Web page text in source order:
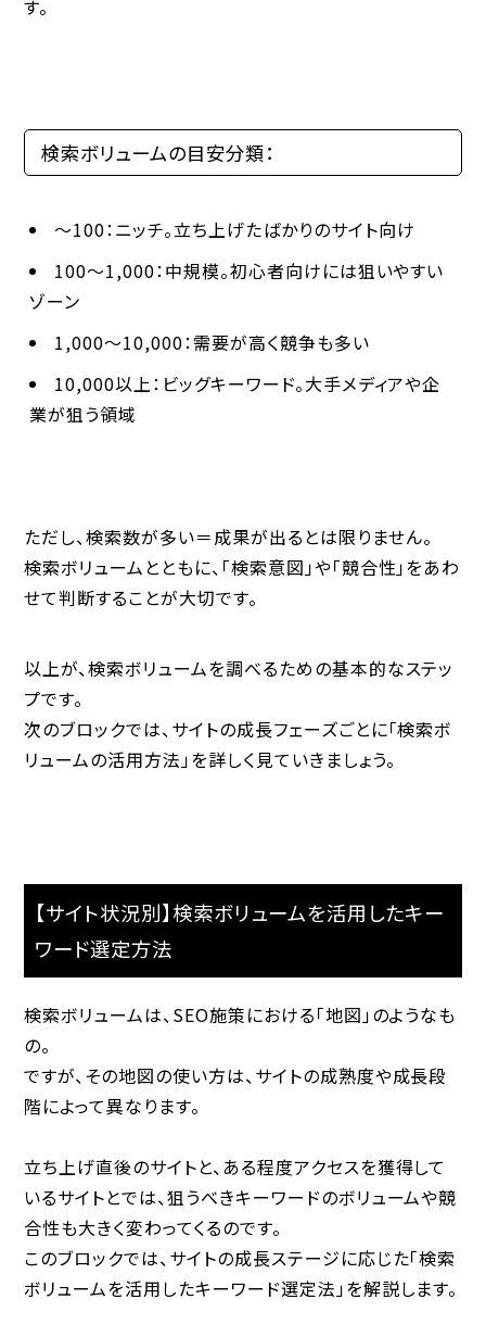
す。
検索ボリュームの目安分類：
～100：ニッチ。立ち上げたばかりのサイト向け
100～1,000：中規模。初心者向けには狙いやすい
ゾーン
1,000～10,000：需要が高く競争も多い
10,000以上：ビッグキーワード。大手メディアや企
業が狙う領域
ただし、検索数が多い＝成果が出る とは限りません。
検索ボリュームとともに、「検索意図」や「競合性」をあわ
せて判断することが大切です。
以上が、検索ボリュームを調べるための基本的なステッ
プです。
次のブロックでは、サイトの成長フェーズごとに「検索ボ
リュームの活用方法」を詳しく見ていきましょう。
【サイト状況別】検索ボリュームを活用したキー
ワード選定方法
検索ボリュームは、SEO施策における「地図」のようなも
の。
ですが、その地図の使い方は、サイトの成熟度や成長段
階によって異なります。
立ち上げ直後のサイトと、ある程度アクセスを獲得して
いるサイトとでは、狙うべきキーワードのボリュームや競
合性も大きく変わってくるのです。
このブロックでは、サイトの成長ステージに応じた「検索
ボリュームを活用したキーワード選定法」を解説します。